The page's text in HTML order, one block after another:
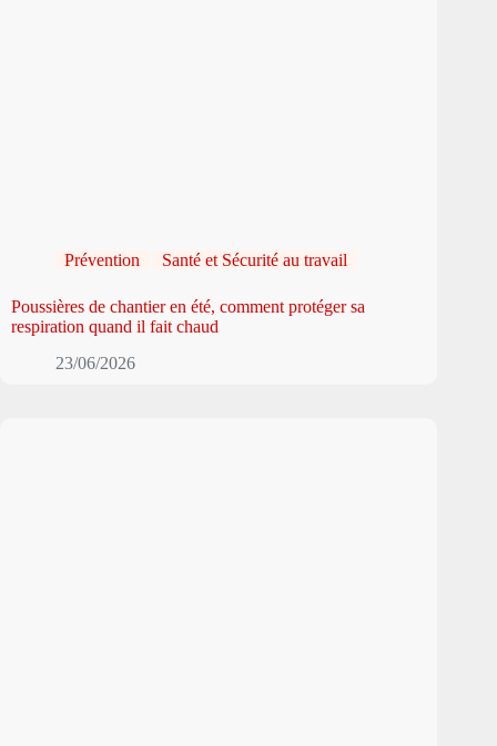
Prévention Santé et Sécurité au travail
Poussières de chantier en été, comment protéger sa
respiration quand il fait chaud
23/06/2026